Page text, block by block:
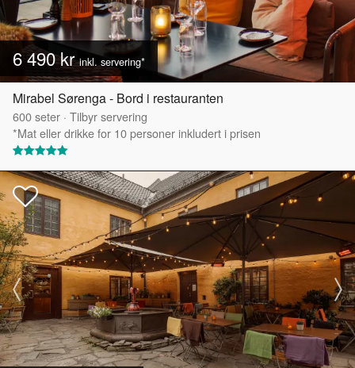
6 490 krinkl. servering*
Mirabel Sørenga - Bord i restauranten
600seter · Tilbyr servering
*Mat eller drikke for 10 personer inkludert i prisen